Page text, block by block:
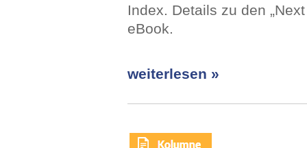
Index. Details zu den
eBook.
weiterlesen »